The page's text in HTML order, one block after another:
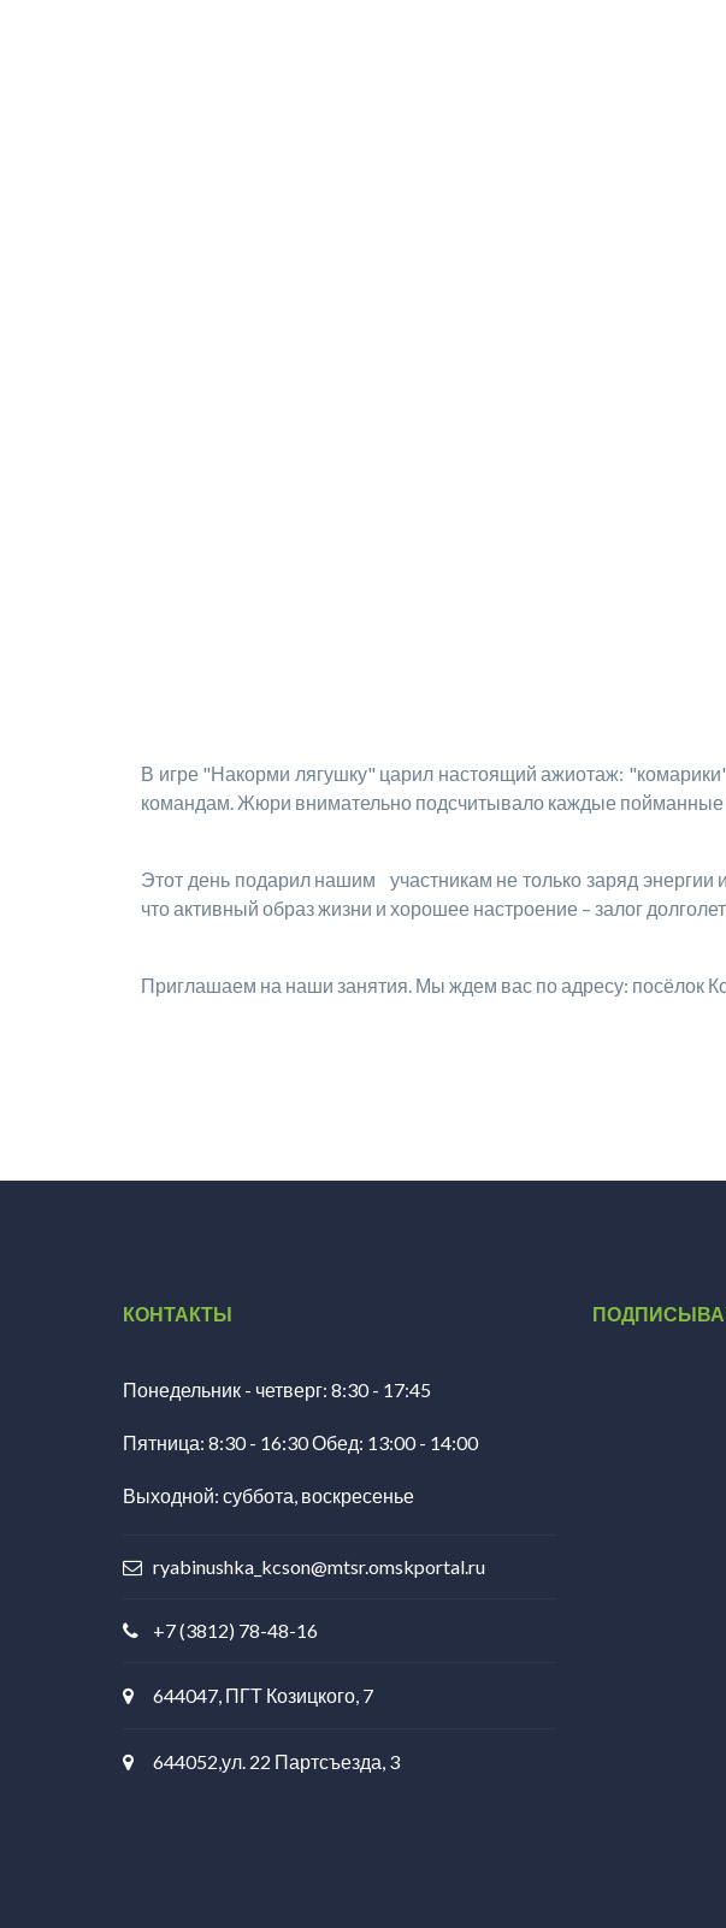
В игре "Накорми лягушку" царил настоящий ажиотаж:
командам. Жюри внимательно подсчитывало каждые пойманные
Этот день подарил нашим участникам не только заряд
что активный образ жизни и хорошее настроение – залог
Приглашаем на наши занятия. Мы ждем вас по адресу: посёлок
КОНТАКТЫ
Понедельник - четверг: 8:30 - 17:45
Пятница: 8:30 - 16:30 Обед: 13:00 - 14:00
Выходной: суббота, воскресенье
ryabinushka_kcson@mtsr.omskportal.ru
+7 (3812) 78-48-16
644047, ПГТ Козицкого, 7
644052,ул. 22 Партсъезда, 3